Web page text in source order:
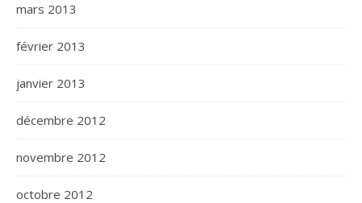
mars 2013
février 2013
janvier 2013
décembre 2012
novembre 2012
octobre 2012